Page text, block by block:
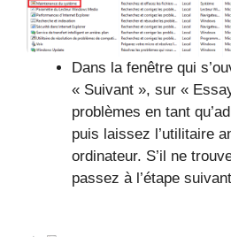
Dans la fenêtre qui
« Suivant », sur «
problèmes en tant
puis laissez l’utilitaire
ordinateur. S’il ne
passez à l’étape